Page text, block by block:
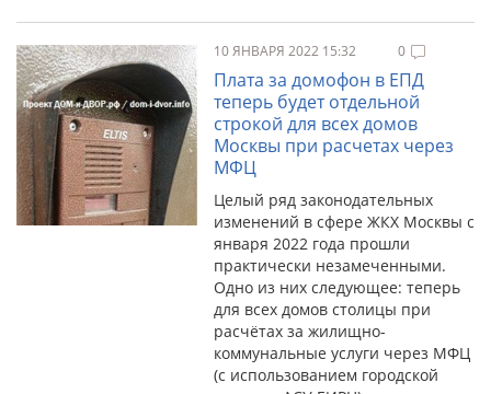
10 ЯНВАРЯ 2022 15:32 0
Плата за домофон в ЕПД
теперь будет отдельной
строкой для всех домов
Москвы при расчетах через
МФЦ
Целый ряд законодательных
изменений в сфере ЖКХ Москвы с
января 2022 года прошли
практически незамеченными.
Одно из них следующее: теперь
для всех домов столицы при
расчётах за жилищно-
коммунальные услуги через МФЦ
(с использованием городской